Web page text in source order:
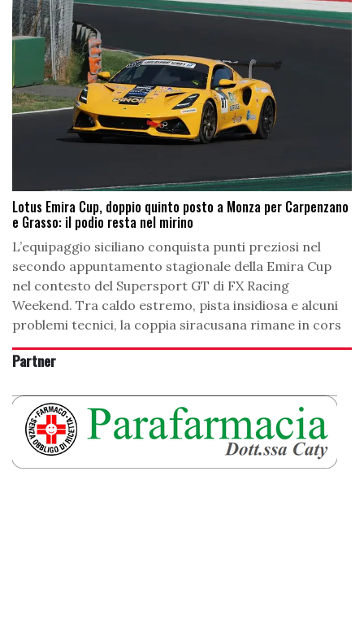
Lotus Emira Cup, doppio quinto posto a Monza per Carpenzano
e Grasso: il podio resta nel mirino
L’equipaggio siciliano conquista punti preziosi nel
secondo appuntamento stagionale della Emira Cup
nel contesto del Supersport GT di FX Racing
Weekend. Tra caldo estremo, pista insidiosa e alcuni
problemi tecnici, la coppia siracusana rimane in cors
Partner